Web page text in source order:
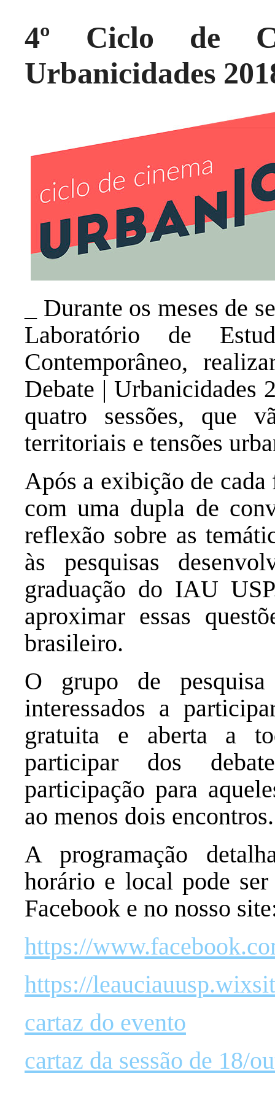
4º Ciclo de
Urbanicidades
_ Durante os meses de
Laboratório de
Contemporâneo,
Debate | Urbanicidades
quatro sessões, que
territoriais e tensões
Após a exibição de
com uma dupla de
reflexão sobre as
às pesquisas
graduação do IAU
aproximar essas
brasileiro.
O grupo de
interessados a
gratuita e aberta a
participar dos
participação para
ao menos dois encontros.
A programação
horário e local pode
Facebook e no nosso
https://
https://
cartaz do evento
cartaz da sessão de 18/